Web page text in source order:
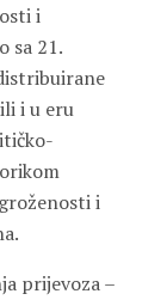
i
sa 21.
i u eru
i
prijevoza –